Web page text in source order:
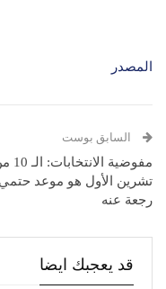
المصدر
السابق بوست
مفوضية
تشرين الأول هو موعد حتمي
رجعة عنه
قد يعجبك ايضا